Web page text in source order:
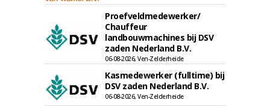
Proefveldmedewerker/
Chauffeur
landbouwmachines bij DSV
zaden Nederland B.V.
06-08-2026, Ven-Zelderheide
Kasmedewerker (fulltime) bij
DSV zaden Nederland B.V.
06-08-2026, Ven-Zelderheide